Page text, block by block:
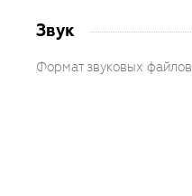
Звук
Формат звуковых файлов